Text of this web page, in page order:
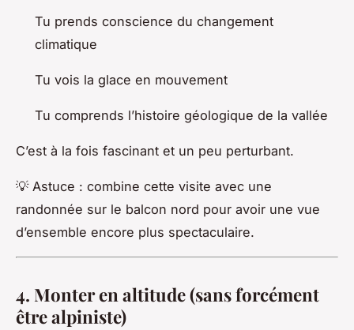
Tu prends conscience du changement
climatique
Tu vois la glace en mouvement
Tu comprends l’histoire géologique de la vallée
C’est à la fois fascinant et un peu perturbant.
💡 Astuce : combine cette visite avec une
randonnée sur le balcon nord pour avoir une vue
d’ensemble encore plus spectaculaire.
4. Monter en altitude (sans forcément
être alpiniste)